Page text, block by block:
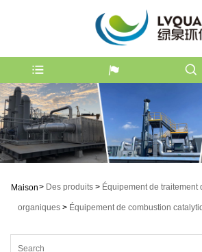
Maison> Des produits > Équipement de traitement
organiques > Équipement de combustion